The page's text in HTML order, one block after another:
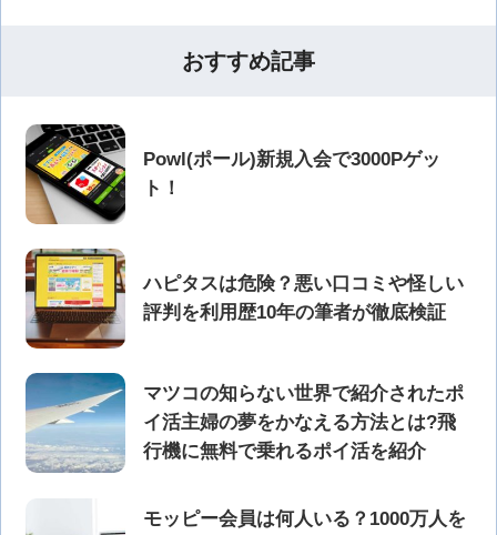
おすすめ記事
Powl(ポール)新規入会で3000Pゲッ
ト！
ハピタスは危険？悪い口コミや怪しい
評判を利用歴10年の筆者が徹底検証
マツコの知らない世界で紹介されたポ
イ活主婦の夢をかなえる方法とは?飛
行機に無料で乗れるポイ活を紹介
モッピー会員は何人いる？1000万人を